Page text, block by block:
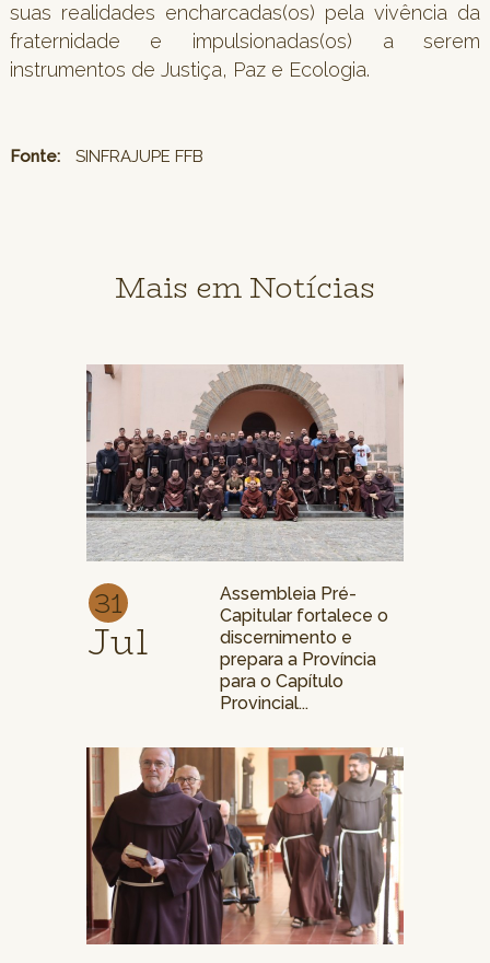
suas realidades encharcadas(os) pela vivência da
fraternidade e impulsionadas(os) a serem
instrumentos de Justiça, Paz e Ecologia.
Fonte: SINFRAJUPE FFB
Mais em Notícias
31
Jul
Assembleia Pré-
Capitular fortalece o
discernimento e
prepara a Província
para o Capítulo
Provincial...